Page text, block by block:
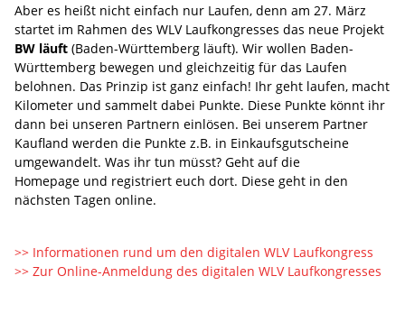
Aber es heißt nicht einfach nur Laufen, denn am 27. März
startet im Rahmen des WLV Laufkongresses das neue Projekt
BW läuft (Baden-Württemberg läuft). Wir wollen Baden-
Württemberg bewegen und gleichzeitig für das Laufen
belohnen. Das Prinzip ist ganz einfach! Ihr geht laufen, macht
Kilometer und sammelt dabei Punkte. Diese Punkte könnt ihr
dann bei unseren Partnern einlösen. Bei unserem Partner
Kaufland werden die Punkte z.B. in Einkaufsgutscheine
umgewandelt. Was ihr tun müsst? Geht auf die
Homepage und registriert euch dort. Diese geht in den
nächsten Tagen online.
>> Informationen rund um den digitalen WLV Laufkongress
>> Zur Online-Anmeldung des digitalen WLV Laufkongresses